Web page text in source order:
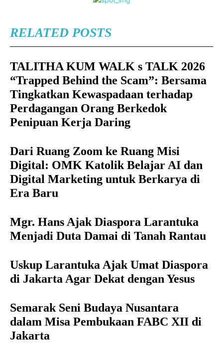
RELATED POSTS
TALITHA KUM WALK s TALK 2026
“Trapped Behind the Scam”: Bersama
Tingkatkan Kewaspadaan terhadap
Perdagangan Orang Berkedok
Penipuan Kerja Daring
Dari Ruang Zoom ke Ruang Misi
Digital: OMK Katolik Belajar AI dan
Digital Marketing untuk Berkarya di
Era Baru
Mgr. Hans Ajak Diaspora Larantuka
Menjadi Duta Damai di Tanah Rantau
Uskup Larantuka Ajak Umat Diaspora
di Jakarta Agar Dekat dengan Yesus
Semarak Seni Budaya Nusantara
dalam Misa Pembukaan FABC XII di
Jakarta